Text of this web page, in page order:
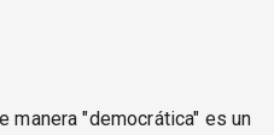
manera "democrática" es un